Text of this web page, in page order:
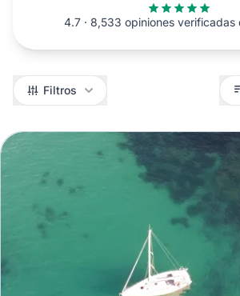
4.7 · 8,533 opiniones verificadas
Filtros Filtros